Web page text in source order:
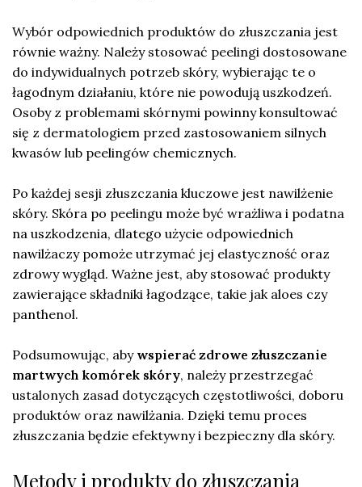
Wybór odpowiednich produktów do złuszczania jest
równie ważny. Należy stosować peelingi dostosowane
do indywidualnych potrzeb skóry, wybierając te o
łagodnym działaniu, które nie powodują uszkodzeń.
Osoby z problemami skórnymi powinny konsultować
się z dermatologiem przed zastosowaniem silnych
kwasów lub peelingów chemicznych.
Po każdej sesji złuszczania kluczowe jest nawilżenie
skóry. Skóra po peelingu może być wrażliwa i podatna
na uszkodzenia, dlatego użycie odpowiednich
nawilżaczy pomoże utrzymać jej elastyczność oraz
zdrowy wygląd. Ważne jest, aby stosować produkty
zawierające składniki łagodzące, takie jak aloes czy
panthenol.
Podsumowując, aby wspierać zdrowe złuszczanie
martwych komórek skóry, należy przestrzegać
ustalonych zasad dotyczących częstotliwości, doboru
produktów oraz nawilżania. Dzięki temu proces
złuszczania będzie efektywny i bezpieczny dla skóry.
Metody i produkty do złuszczania